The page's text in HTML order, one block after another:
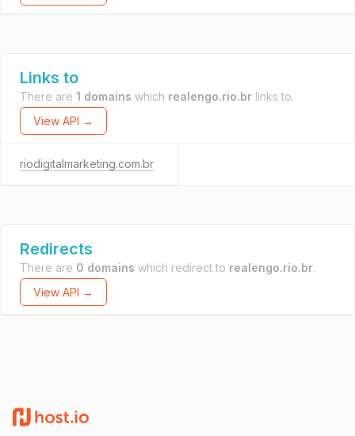
Links to
There are 1 domains which realengo.rio.br links to.
View API →
riodigitalmarketing.com.br
Redirects
There are 0 domains which redirect to realengo.rio.br.
View API →